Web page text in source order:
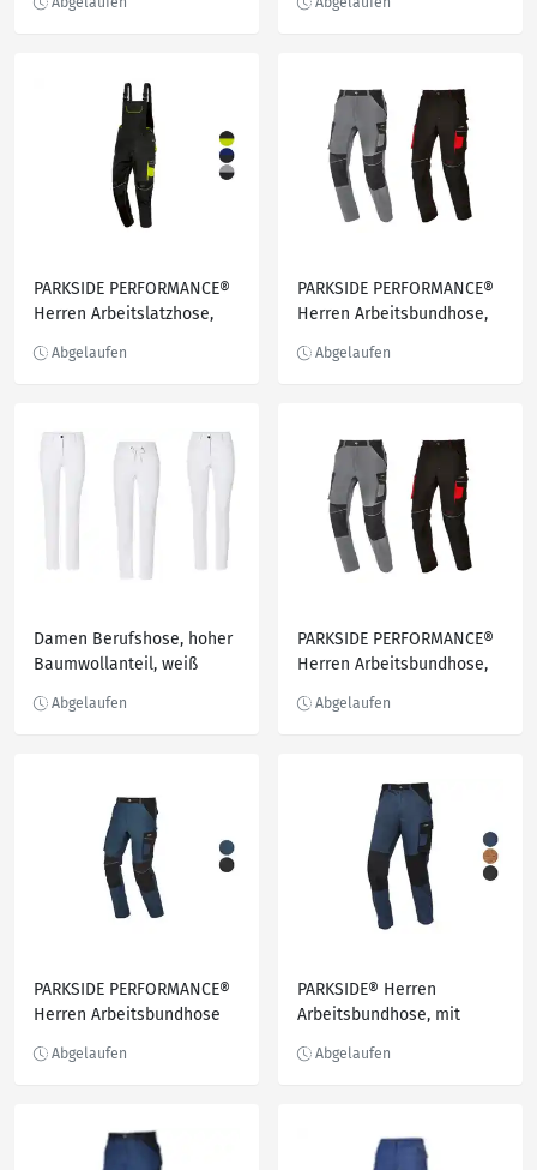
Schulterträger
PARKSIDE PERFORMANCE®
Herren Arbeitslatzhose,
Obermaterial
PARKSIDE PERFORMANCE®
Herren Arbeitsbundhose,
Knieverstärkung
Damen Berufshose, hoher
Baumwollanteil, weiß
PARKSIDE PERFORMANCE®
Herren Arbeitsbundhose,
Knieverstärkung
PARKSIDE PERFORMANCE®
Herren Arbeitsbundhose
Knieverstärkung
PARKSIDE® Herren
Arbeitsbundhose, mit